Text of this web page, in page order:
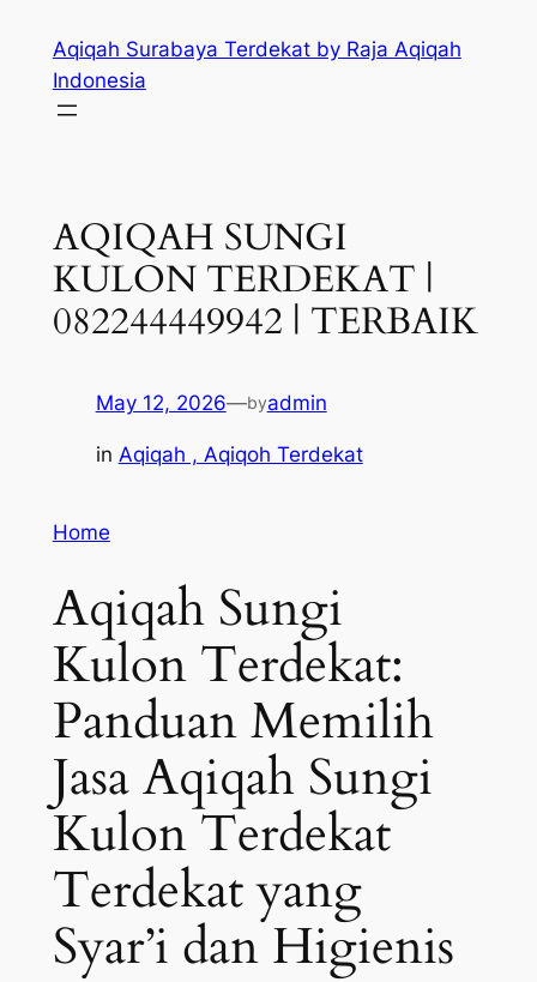
content
Aqiqah Surabaya Terdekat by Raja Aqiqah
Indonesia
AQIQAH SUNGI
KULON TERDEKAT |
082244449942 | TERBAIK
May 12, 2026—byadmin
in Aqiqah , Aqiqoh Terdekat
Home
Aqiqah Sungi
Kulon Terdekat:
Panduan Memilih
Jasa Aqiqah Sungi
Kulon Terdekat
Terdekat yang
Syar’i dan Higienis